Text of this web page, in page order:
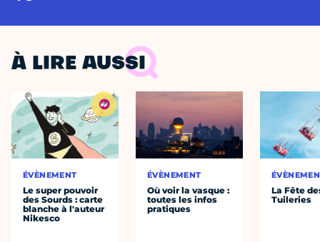
À LIRE AUSSI
ÉVÈNEMENT
Le super pouvoir
des Sourds : carte
blanche à l'auteur
Nikesco
ÉVÈNEMENT
Où voir la vasque :
toutes les infos
pratiques
La Fête
Tuileries